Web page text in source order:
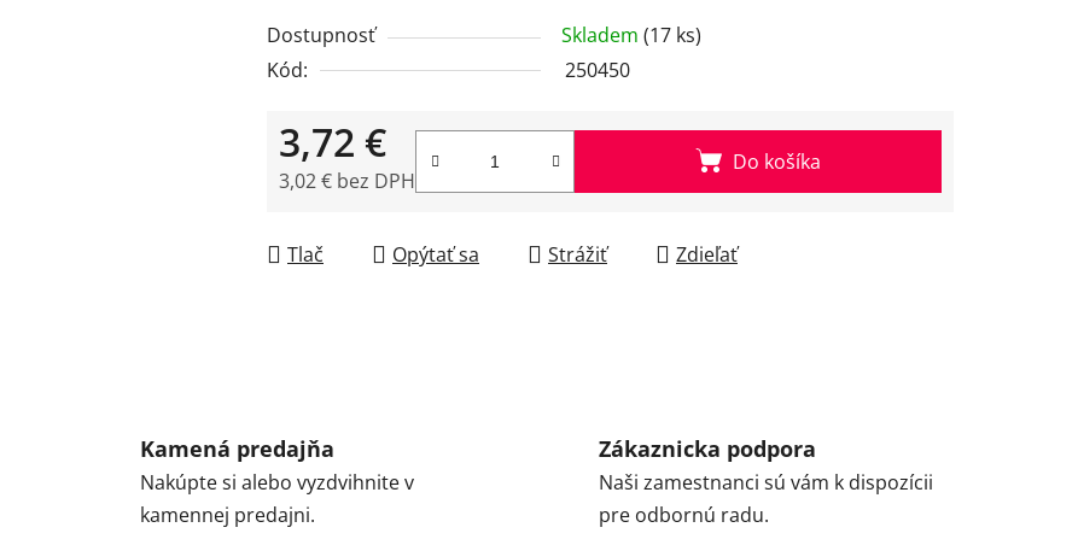
Dostupnosť Skladem (17 ks)
Kód:
250450
3,72 €
3,02 € bez DPH
Do košíka
Tlač Opýtať sa Strážiť Zdieľať
Kamená predajňa
Nakúpte si alebo vyzdvihnite v
kamennej predajni.
Zákaznicka podpora
Naši zamestnanci sú vám k dispozícii
pre odbornú radu.